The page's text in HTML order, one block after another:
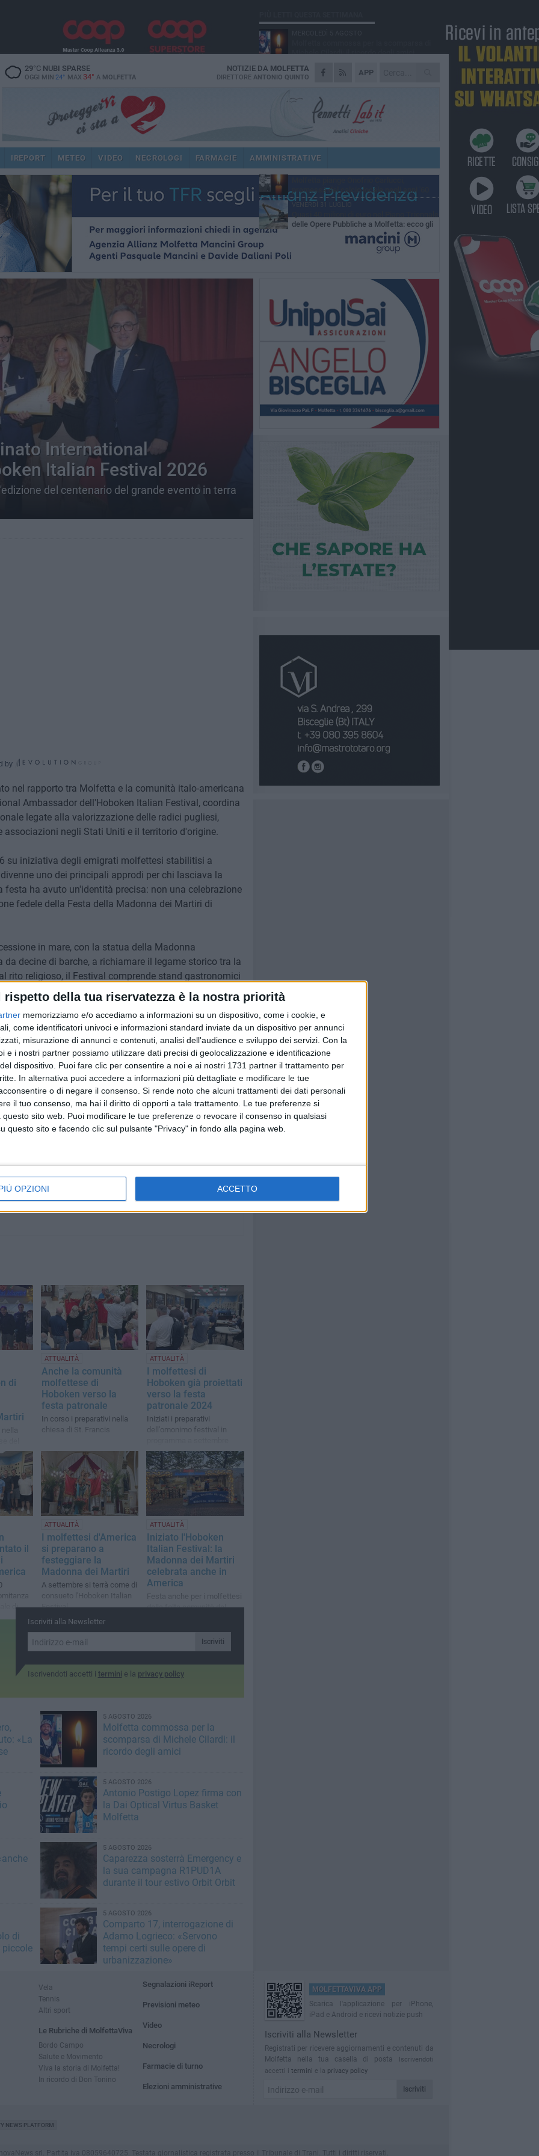
rispetto della tua riservatezza è la nostra priorità
memorizziamo e/o accediamo a informazioni su un dispositivo, come i cookie, e
come identificatori univoci e informazioni standard inviate da un dispositivo per annunci
misurazione di annunci e contenuti, analisi dell'audience e sviluppo dei servizi. Con la
e i nostri partner possiamo utilizzare dati precisi di geolocalizzazione e identificazione
dispositivo. Puoi fare clic per consentire a noi e ai nostri 1731 partner il trattamento per
In alternativa puoi accedere a informazioni più dettagliate e modificare le tue
o di negare il consenso. Si rende noto che alcuni trattamenti dei dati personali
il tuo consenso, ma hai il diritto di opporti a tale trattamento. Le tue preferenze si
sito web. Puoi modificare le tue preferenze o revocare il consenso in qualsiasi
questo sito e facendo clic sul pulsante "Privacy" in fondo alla pagina web.
OPZIONI ACCETTO
29°CNUBI SPARSE
OGGI MIN 24° MAX 34° A MOLFETTA
APP
NOTIZIE DA MOLFETTA
DIRETTORE ANTONIO QUINTO
IREPORT METEO VIDEO NECROLOGI FARMACIE AMMINISTRATIVE
International
Italian Festival 2026
del centenario del grande evento in terra
by
nel rapporto tra Molfetta e la comunità italo-americana
Ambassador dell'Hoboken Italian Festival, coordina
legate alla valorizzazione delle radici pugliesi,
negli Stati Uniti e il territorio d'origine.
su iniziativa degli emigrati molfettesi stabilitisi a
uno dei principali approdi per chi lasciava la
ha avuto un'identità precisa: non una celebrazione
fedele della Festa della Madonna dei Martiri di
in mare, con la statua della Madonna
decine di barche, a richiamare il legame storico tra la
rito religioso, il Festival comprende stand gastronomici
culturali e momenti di incontro tra generazioni.
nell'arco dei quattro giorni di festa ed è considerato
sulla East Coast. Per la comunità molfettese
collettiva: un'occasione per tramandare lingua,
concreto e visibile il legame con la città d'origine.
5 AGOSTO 2026
Multiservizi, nominato il nuovo
di
ATTUALITÀ
Anche la comunità
molfettese di
Hoboken verso la
festa patronale
In corso i preparativi nella
chiesa di St. Francis
ATTUALITÀ
I molfettesi di
Hoboken già proiettati
verso la festa
patronale 2024
Iniziati i preparativi
dell'omonimo festival in
il
di
ATTUALITÀ
I molfettesi d'America
si preparano a
festeggiare la
Madonna dei Martiri
A settembre si terrà come di
consueto l'Hoboken Italian
Festival
ATTUALITÀ
Iniziato l'Hoboken
Italian Festival: la
Madonna dei Martiri
celebrata anche in
America
Festa anche per i molfettesi
della folta comunità del
Iscriviti alla Newsletter
Iscriviti
Iscrivendoti accetti i termini e la privacy policy
«La
5 AGOSTO 2026
Molfetta commossa per la
scomparsa di Michele Cilardi: il
ricordo degli amici
5 AGOSTO 2026
Antonio Postigo Lopez firma con
la Dai Optical Virtus Basket
Molfetta
5 AGOSTO 2026
Caparezza sosterrà Emergency e
la sua campagna R1PUD1A
durante il tour estivo Orbit Orbit
di
piccole
5 AGOSTO 2026
Comparto 17, interrogazione di
Adamo Logrieco: «Servono
tempi certi sulle opere di
urbanizzazione»
Michele Cilardi: il ricordo degli amici
VENERDÌ 31 LUGLIO
TARI 2026, il Sindaco anticipa gli aumenti:
famiglie»
SABATO 1 AGOSTO
La MTM Molfetta cerca autisti e
accompagnatori per gli scuolabus:
pubblicato il bando
SABATO 1 AGOSTO
Consiglio comunale, Siragusa replica ad
Amato: «Mai limitato il diritto di parola, ho
VENERDÌ 31 LUGLIO
promessa del calcio locale negli anni '60
VENERDÌ 31 LUGLIO
delle Opere Pubbliche a Molfetta: ecco gli
interventi previsti fino al 2028
Vela
Tennis
Altri sport
Le Rubriche di MolfettaViva
Bordo Campo
Salute e Movimento
Viva la storia di Molfetta!
In ricordo di Don Tonino
Segnalazioni iReport
Previsioni meteo
Video
Necrologi
Farmacie di turno
Elezioni amministrative
MOLFETTAVIVA APP
Scarica l'applicazione per iPhone,
iPad e Android e ricevi notizie push
Iscriviti alla Newsletter
Registrati per ricevere aggiornamenti e contenuti da
Molfetta nella tua casella di posta
Iscrivendoti
accetti i termini e la privacy policy
Iscriviti
NEWS PLATFORM
srl. Partita iva 08059640725. Testata giornalistica registrata presso il Tribunale di Trani. Tutti i diritti riservati.